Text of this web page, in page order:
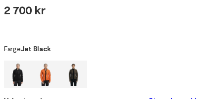
2 700 kr
FargeJet Black